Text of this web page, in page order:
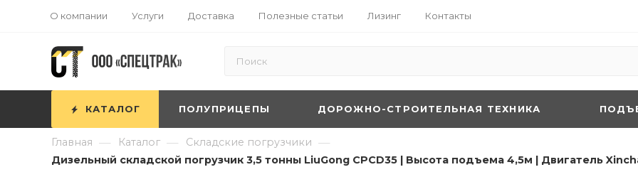
О компании Услуги Доставка Полезные статьи Лизинг Контакты
КАТАЛОГ ПОЛУПРИЦЕПЫ ДОРОЖНО-СТРОИТЕЛЬНАЯ ТЕХНИКА
Главная — Каталог — Складские погрузчики —
Дизельный складской погрузчик 3,5 тонны LiuGong CPCD35 | Высота подъема 4,5м | Двигатель